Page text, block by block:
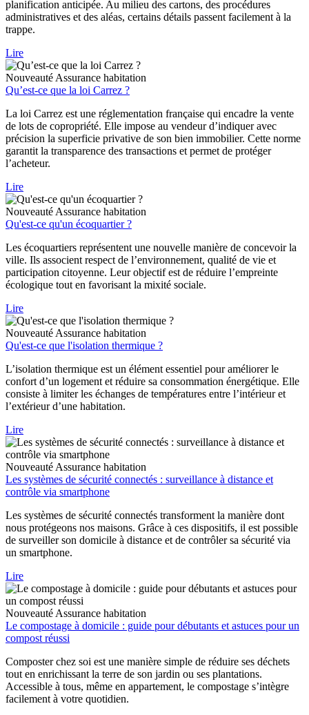
planification anticipée. Au milieu des cartons, des procédures
administratives et des aléas, certains détails passent facilement à la
trappe.
Lire
Nouveauté Assurance habitation
Qu’est-ce que la loi Carrez ?
La loi Carrez est une réglementation française qui encadre la vente
de lots de copropriété. Elle impose au vendeur d’indiquer avec
précision la superficie privative de son bien immobilier. Cette norme
garantit la transparence des transactions et permet de protéger
l’acheteur.
Lire
Nouveauté Assurance habitation
Qu'est-ce qu'un écoquartier ?
Les écoquartiers représentent une nouvelle manière de concevoir la
ville. Ils associent respect de l’environnement, qualité de vie et
participation citoyenne. Leur objectif est de réduire l’empreinte
écologique tout en favorisant la mixité sociale.
Lire
Nouveauté Assurance habitation
Qu'est-ce que l'isolation thermique ?
L’isolation thermique est un élément essentiel pour améliorer le
confort d’un logement et réduire sa consommation énergétique. Elle
consiste à limiter les échanges de températures entre l’intérieur et
l’extérieur d’une habitation.
Lire
Nouveauté Assurance habitation
Les systèmes de sécurité connectés : surveillance à distance et
contrôle via smartphone
Les systèmes de sécurité connectés transforment la manière dont
nous protégeons nos maisons. Grâce à ces dispositifs, il est possible
de surveiller son domicile à distance et de contrôler sa sécurité via
un smartphone.
Lire
Nouveauté Assurance habitation
Le compostage à domicile : guide pour débutants et astuces pour un
compost réussi
Composter chez soi est une manière simple de réduire ses déchets
tout en enrichissant la terre de son jardin ou ses plantations.
Accessible à tous, même en appartement, le compostage s’intègre
facilement à votre quotidien.